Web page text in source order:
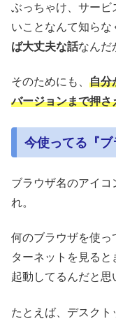
ぶっちゃけ、サービ
いことなんて知らな
ば大丈夫な話なんだ
そのためにも、 自分
バージョンまで押さ
今使ってる『ブ
ブラウザ名のアイ
れ。
何のブラウザを使っ
ターネットを見る
起動してるんだと思
たとえば、デスクト